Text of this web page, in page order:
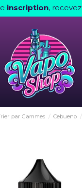
inscription, recevez
par Gammes Cebueno